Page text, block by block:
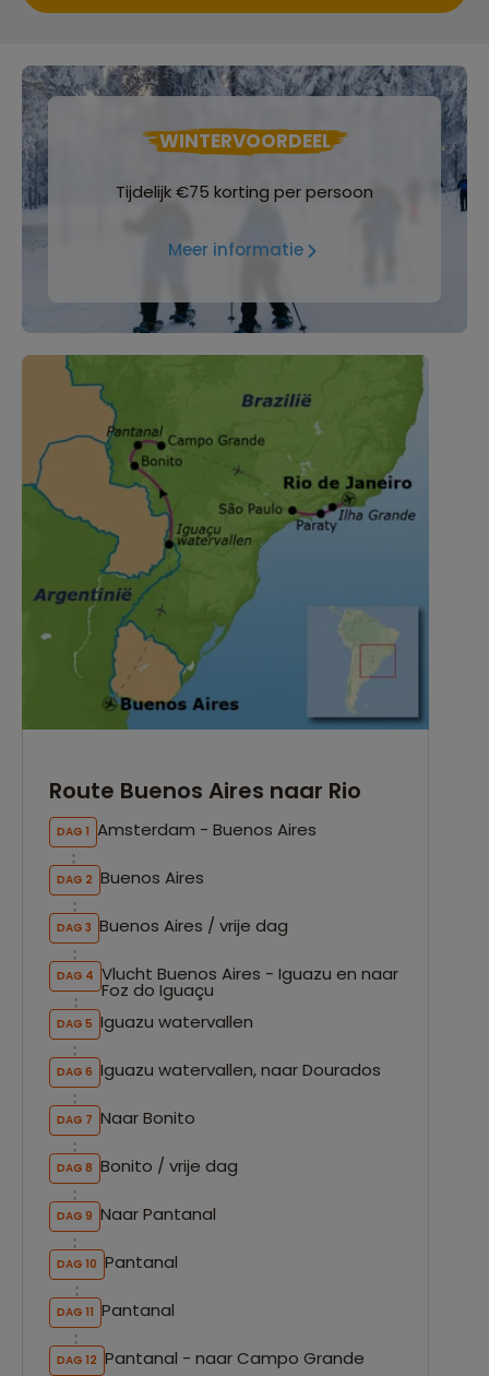
WINTERVOORDEEL
Tijdelijk €75 korting per persoon
Meer informatie
Route Buenos Aires naar Rio
DAG 1 Amsterdam - Buenos Aires
DAG 2 Buenos Aires
DAG 3 Buenos Aires / vrije dag
DAG 4 Vlucht Buenos Aires - Iguazu en naar
Foz do Iguaçu
DAG 5 Iguazu watervallen
DAG 6 Iguazu watervallen, naar Dourados
DAG 7 Naar Bonito
DAG 8 Bonito / vrije dag
DAG 9 Naar Pantanal
DAG 10 Pantanal
DAG 11 Pantanal
DAG 12 Pantanal - naar Campo Grande